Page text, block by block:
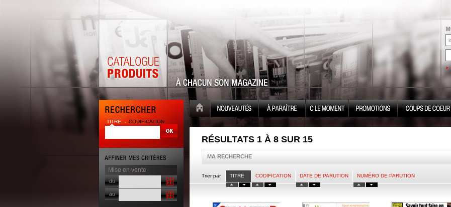
TITRE CODIFICATION
Mise en vente
du
au
RÉSULTATS 1 À 8 SUR 15
MA RECHERCHE
Trier par TITRE CODIFICATION DATE DE PARUTION NUMÉRO DE PARUTION